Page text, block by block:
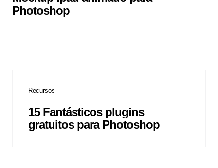
Photoshop
Recursos
15 Fantásticos plugins
gratuitos para Photoshop